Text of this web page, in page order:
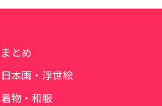
まとめ
日本画・浮世絵
着物・和服